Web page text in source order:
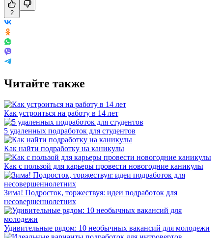
2
Читайте также
Как устроиться на работу в 14 лет
5 удаленных подработок для студентов
Как найти подработку на каникулы
Как с пользой для карьеры провести новогодние каникулы
Зима! Подросток, торжествуя: идеи подработок для
несовершеннолетних
Удивительные рядом: 10 необычных вакансий для молодежи